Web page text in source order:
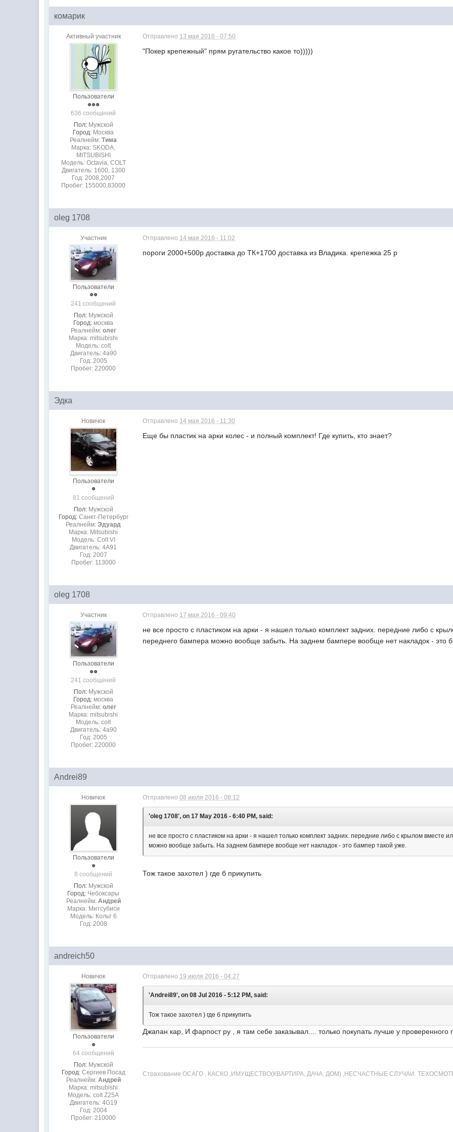
комарик
Активный участник
Пользователи
636 сообщений
Пол: Мужской
Город: Москва
Реалнейм:Тима
Марка: SKODA,
MITSUBISHI
Модель: Octavia, COLT
Двигатель: 1600, 1300
Год: 2008,2007
Пробег: 155000,83000
Отправлено 13 мая 2016 - 07:50
"Покер крепежный" прям ругательство какое то)))))
oleg 1708
Участник
Пользователи
241 сообщений
Пол: Мужской
Город: москва
Реалнейм: олег
Марка: mitsubishi
Модель: colt
Двигатель: 4а90
Год: 2005
Пробег: 220000
Отправлено 14 мая 2016 - 11:02
пороги 2000+500р доставка до ТК+1700 доставка из Владика. крепежка 25 р
Эдка
Новичок
Пользователи
81 сообщений
Пол: Мужской
Город: Санкт-Петербург
Реалнейм:Эдуард
Марка: Mitsubishi
Модель: Colt VI
Двигатель: 4A91
Год: 2007
Пробег: 113000
Отправлено 14 мая 2016 - 11:30
Еще бы пластик на арки колес - и полный комплект! Где купить, кто знает?
oleg 1708
Участник
Пользователи
241 сообщений
Пол: Мужской
Город: москва
Реалнейм: олег
Марка: mitsubishi
Модель: colt
Двигатель: 4а90
Год: 2005
Пробег: 220000
Отправлено 17 мая 2016 - 09:40
не все просто с пластиком на арки - я нашел только комплект задних. передние либо с
переднего бампера можно вообще забыть. На заднем бампере вообще нет накладок - это
Andrei89
Новичок
Пользователи
8 сообщений
Пол: Мужской
Город: Чебоксары
Реалнейм: Андрей
Марка: Митсубиси
Модель: Кольт 6
Год: 2008
Отправлено08 июля 2016 - 08:12
'oleg 1708', on 17 May 2016 - 6:40 PM, said:
не все просто с пластиком на арки - я нашел только комплект задних. передние либо с крылом вместе
можно вообще забыть. На заднем бампере вообще нет накладок - это бампер такой уже.
Тож такое захотел ) где б прикупить
andreich50
Новичок
Пользователи
64 сообщений
Пол: Мужской
Город: Сергиев Посад
Реалнейм: Андрей
Марка: mitsubishi
Модель: colt Z25A
Двигатель: 4G19
Год: 2004
Пробег: 210000
Отправлено 19 июля 2016 - 04:27
'Andrei89', on 08 Jul 2016 - 5:12 PM, said:
Тож такое захотел ) где б прикупить
Джапан кар, И фарпост ру , я там себе заказывал.... только покупать лучше у проверенного
Страхование ОСАГО , КАСКО ,ИМУЩЕСТВО(КВАРТИРА, ДАЧА, ДОМ) ,НЕСЧАСТНЫЕ СЛУЧАИ.